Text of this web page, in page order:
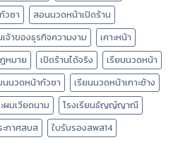
วซา
สอนนวดหน้าเปิดร้าน
จ้าของธุรกิจความงาม
เคาะหน้า
หมาย
เปิดร้านได้จริง
เรียนนวดหน้า
นนวดหน้ากัวซา
เรียนนวดหน้าเกาะช้าง
ผมเวียดนาม
โรงเรียนธัญญ์ญาณี
ะกาศสบส ใบรับรองสพส14